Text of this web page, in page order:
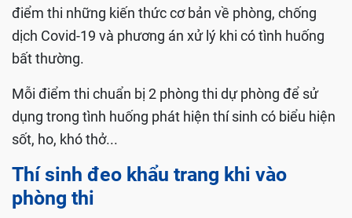
điểm thi những kiến thức cơ bản về phòng, chống
dịch Covid-19 và phương án xử lý khi có tình huống
bất thường.
Mỗi điểm thi chuẩn bị 2 phòng thi dự phòng để sử
dụng trong tình huống phát hiện thí sinh có biểu hiện
sốt, ho, khó thở...
Thí sinh đeo khẩu trang khi vào
phòng thi